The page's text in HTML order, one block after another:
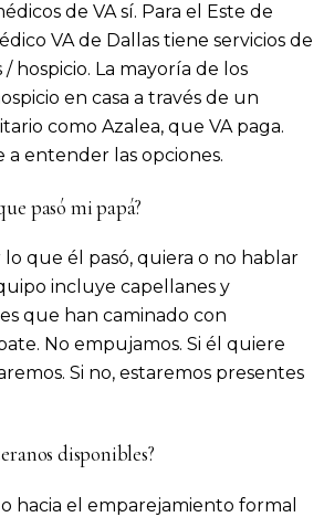
de VA sí. Para el Este de
VA de Dallas tiene servicios de
hospicio. La mayoría de los
en casa a través de un
como Azalea, que VA paga.
a entender las opciones.
pasó mi papá?
lo que él pasó, quiera o no hablar
incluye capellanes y
que han caminado con
No empujamos. Si él quiere
Si no, estaremos presentes
disponibles?
hacia el emparejamiento formal